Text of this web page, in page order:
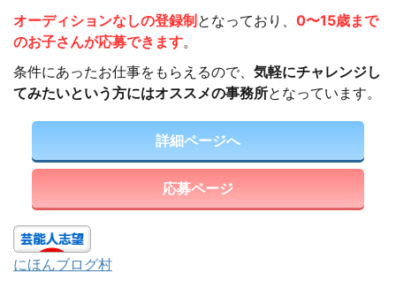
オーディションなしの登録制となっており、 0〜15歳まで
のお子さんが応募できます。
条件にあったお仕事をもらえるので、 気軽にチャレンジし
てみたいという方にはオススメの事務所となっています。
詳細ページへ
応募ページ
にほんブログ村